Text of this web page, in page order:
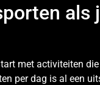
als
met activiteiten
per dag is al een